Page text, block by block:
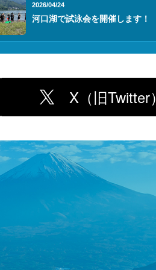
2026/04/24
河口湖で試泳会を開催します！
X（旧Twitter）